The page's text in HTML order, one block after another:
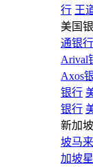
行 王
美国
通银行
Arival
Axos
银行
银行
新加
坡马
加坡